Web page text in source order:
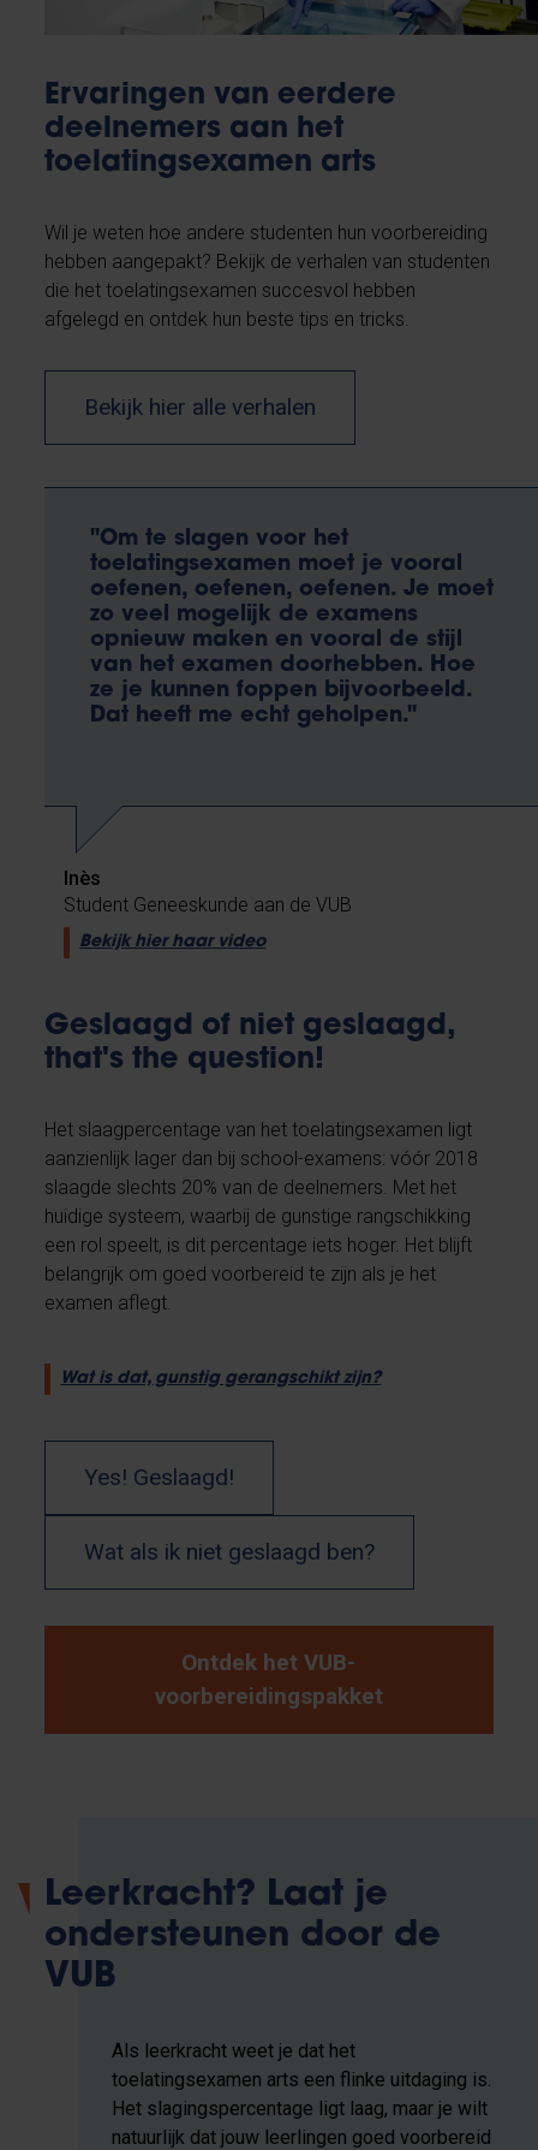
Ervaringen van eerdere
deelnemers aan het
toelatingsexamen arts
Wil je weten hoe andere studenten hun voorbereiding
hebben aangepakt? Bekijk de verhalen van studenten
die het toelatingsexamen succesvol hebben
afgelegd en ontdek hun beste tips en tricks.
Bekijk hier alle verhalen
"Om te slagen voor het
toelatingsexamen moet je vooral
oefenen, oefenen, oefenen. Je moet
zo veel mogelijk de examens
opnieuw maken en vooral de stijl
van het examen doorhebben. Hoe
ze je kunnen foppen bijvoorbeeld.
Dat heeft me echt geholpen."
Inès
Student Geneeskunde aan de VUB
Bekijk hier haar video
Geslaagd of niet geslaagd,
that's the question!
Het slaagpercentage van het toelatingsexamen ligt
aanzienlijk lager dan bij school-examens: vóór 2018
slaagde slechts 20% van de deelnemers. Met het
huidige systeem, waarbij de gunstige rangschikking
een rol speelt, is dit percentage iets hoger. Het blijft
belangrijk om goed voorbereid te zijn als je het
examen aflegt.
Wat is dat, gunstig gerangschikt zijn?
Yes! Geslaagd!
Wat als ik niet geslaagd ben?
Ontdek het VUB-
voorbereidingspakket
Leerkracht? Laat je
ondersteunen door de
VUB
Als leerkracht weet je dat het
toelatingsexamen arts een flinke uitdaging is.
Het slagingspercentage ligt laag, maar je wilt
natuurlijk dat jouw leerlingen goed voorbereid